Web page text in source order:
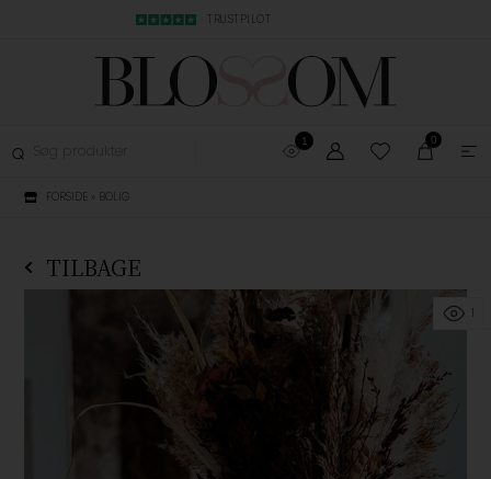
TRUSTPILOT
1 0
FORSIDE » BOLIG
TILBAGE
1